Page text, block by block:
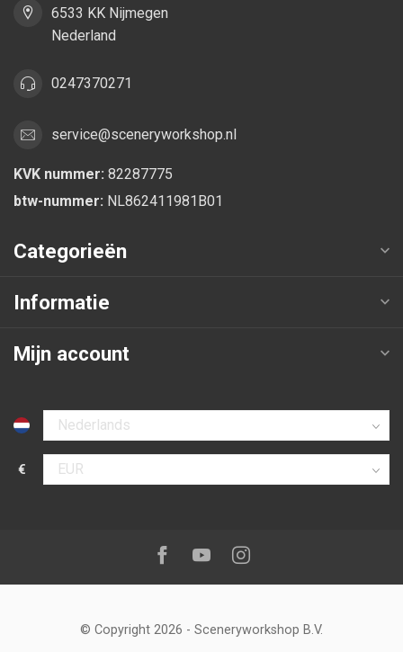
6533 KK Nijmegen
Nederland
0247370271
service@sceneryworkshop.nl
KVK nummer: 82287775
btw-nummer: NL862411981B01
Categorieën
Informatie
Mijn account
Selecteer taal
€
Selecteer valuta
Volg ons op:Facebook
YoutubeInstagram
© Copyright 2026 - Sceneryworkshop B.V.